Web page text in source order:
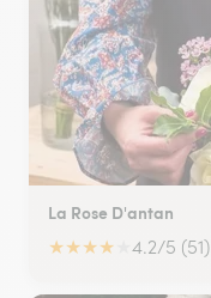
La Rose D'antan
★★★★ 4.2/5 (51)